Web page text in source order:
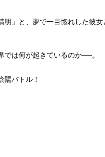
明」と、夢で一目惚れした彼
では何が起きているのか──。
陽バトル！